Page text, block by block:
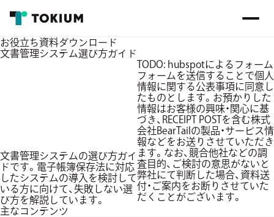
お役立ち資料ダウンロード
文書管理システム選び方ガイド
文書管理システムの選び方ガイ
ドです。電子帳簿保存法に対応
したシステムの導入を検討して
いる方に向けて、失敗しない選
び方を解説しています。
主なコンテンツ
TODO: hubspotによるフォーム
フォームを送信することで個人
情報に関する公表事項に同意し
たものとします。お預かりした
情報はお客様の興味・関心に基
づき、RECEIPT POSTを含む株式
会社BearTailの製品・サービス情
報などをお送りさせていただき
ます。なお、競合他社などの調
査目的、ご検討の意思がないと
弊社にて判断した場合、資料送
付・ご案内をお断りさせていた
だくことがございます。